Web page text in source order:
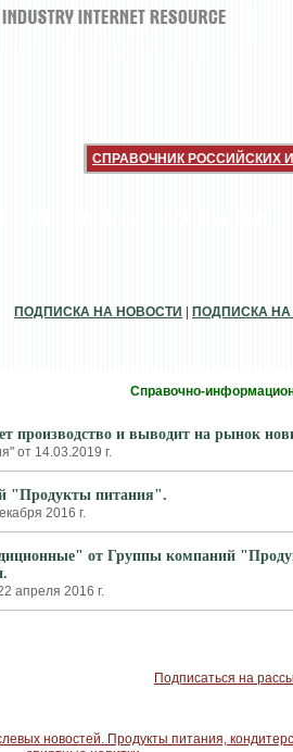
СПРАВОЧНИК РОССИЙСКИХ
ПОДПИСКА НА НОВОСТИ ПОДПИСКА НА
Справочно-
производство и выводит на рынок
от 14.03.2019 г.
"Продукты питания".
2016 г.
от Группы компаний
апреля 2016 г.
Подписаться на